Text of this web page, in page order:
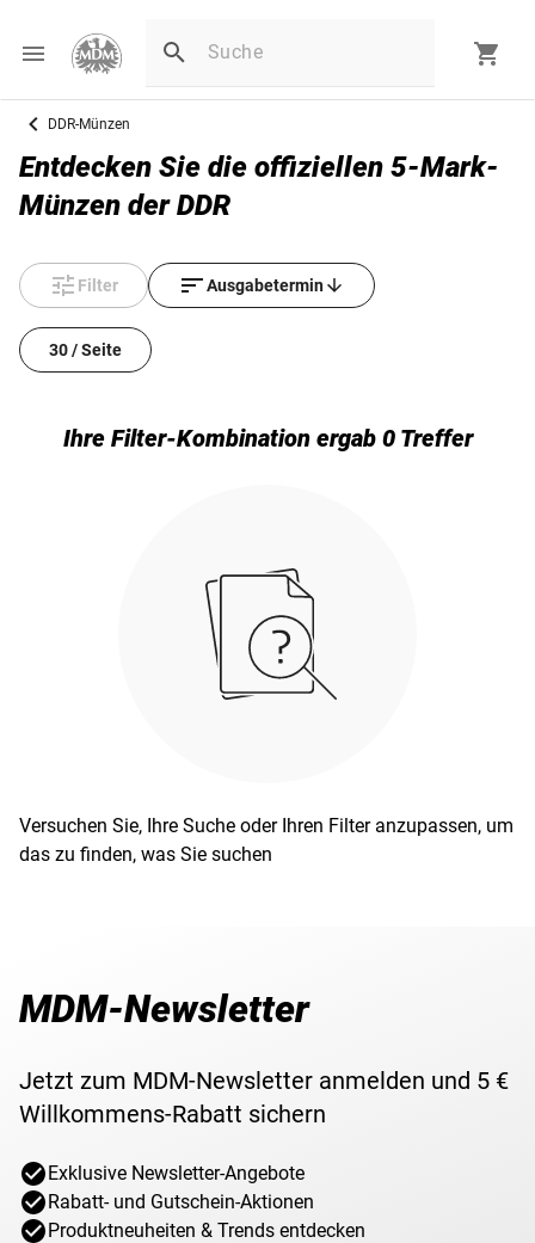
DDR-Münzen
Entdecken Sie die offiziellen 5-Mark-
Münzen der DDR
Filter Ausgabetermin
30 / Seite
Ihre Filter-Kombination ergab 0 Treffer
Versuchen Sie, Ihre Suche oder Ihren Filter anzupassen, um
das zu finden, was Sie suchen
MDM-Newsletter
Jetzt zum MDM-Newsletter anmelden und 5 €
Willkommens-Rabatt sichern
Exklusive Newsletter-Angebote
Rabatt- und Gutschein-Aktionen
Produktneuheiten & Trends entdecken